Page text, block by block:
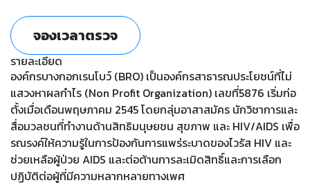
จองเวลาตรวจ
รายละเอียด
องค์กรบางกอกเรนโบว์ (BRO) เป็นองค์กรสาธารณประโยชน์ที่ไม่
แสวงหาผลกำไร (Non Profit Organization) เลขที่5876 เริ่มก่อ
ตั้งเมื่อเดือนพฤษภาคม 2545 โดยกลุ่มอาสาสมัคร นักวิชาการและ
สื่อมวลชนที่ทำงานด้านสิทธิมนุษยชน สุขภาพ และ HIV/AIDS เพื่อ
รณรงค์ให้ความรู้ในการป้องกันการแพร่ระบาดของไวรัส HIV และ
ช่วยเหลือผู้ป่วย AIDS และต่อต้านการละเมิดสิทธิ์และการเลือก
ปฏิบัติต่อผู้ที่มีความหลากหลายทางเพศ